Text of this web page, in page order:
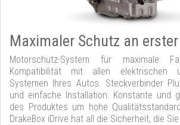
Maximaler Schutz an
Motorschutz-System für maximale
Kompatibilität mit allen elektrischen
Systemen Ihres Autos. Steckverbinder
und einfache Installation. Konstante und
des Produktes um hohe
DrakeBox iDrive hat all die Sicherheit, die